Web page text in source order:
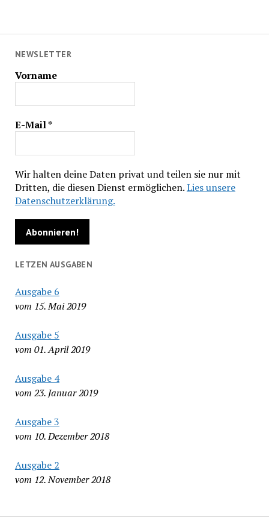
NEWSLETTER
Vorname
E-Mail*
Wir halten deine Daten privat und teilen sie nur mit
Dritten, die diesen Dienst ermöglichen.Lies unsere
Datenschutzerklärung.
LETZEN AUSGABEN
Ausgabe 6
vom 15. Mai 2019
Ausgabe 5
vom 01. April 2019
Ausgabe 4
vom 23. Januar 2019
Ausgabe 3
vom 10. Dezember 2018
Ausgabe 2
vom 12. November 2018